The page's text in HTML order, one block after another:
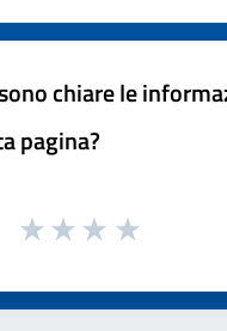
chiare le
pagina?